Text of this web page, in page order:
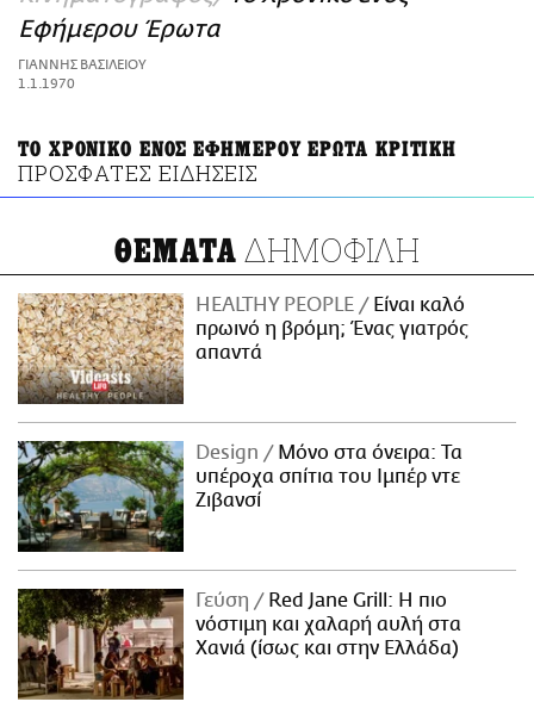
ΑΜΠΑ
PRINT
Εφήμερου Έρωτα
ΓΙΑΝΝΗΣ ΒΑΣΙΛΕΙΟΥ
1.1.1970
ΤΟ ΧΡΟΝΙΚΟ ΕΝΟΣ ΕΦΗΜΕΡΟΥ ΕΡΩΤΑ ΚΡΙΤΙΚΗ
ΠΡΟΣΦΑΤΕΣ ΕΙΔΗΣΕΙΣ
ΘΕΜΑΤΑ ΔΗΜΟΦΙΛΗ
HEALTHY PEOPLE
Είναι καλό
πρωινό η βρόμη; Ένας γιατρός
απαντά
Design
Μόνο στα όνειρα: Τα
υπέροχα σπίτια του Ιμπέρ ντε
Ζιβανσί
Γεύση
Red Jane Grill: Η πιο
νόστιμη και χαλαρή αυλή στα
Χανιά (ίσως και στην Ελλάδα)